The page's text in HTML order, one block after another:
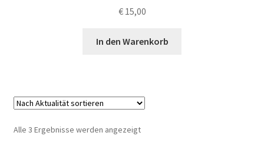
€15,00
In den Warenkorb
Alle 3 Ergebnisse werden angezeigtNach